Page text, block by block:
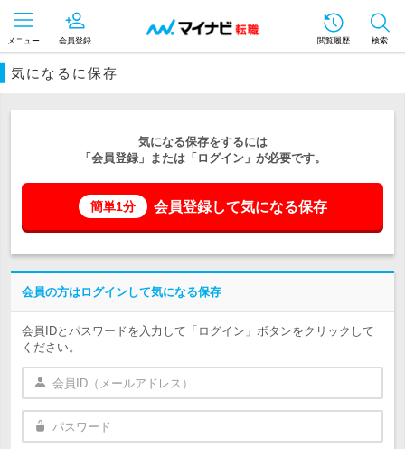
メニュー 会員登録 閲覧履歴 検索
気になるに保存
気になる保存をするには
「会員登録」または「ログイン」が必要です。
簡単1分 会員登録して気になる保存
会員の方はログインして気になる保存
会員IDとパスワードを入力して「ログイン」ボタンをクリックして
ください。